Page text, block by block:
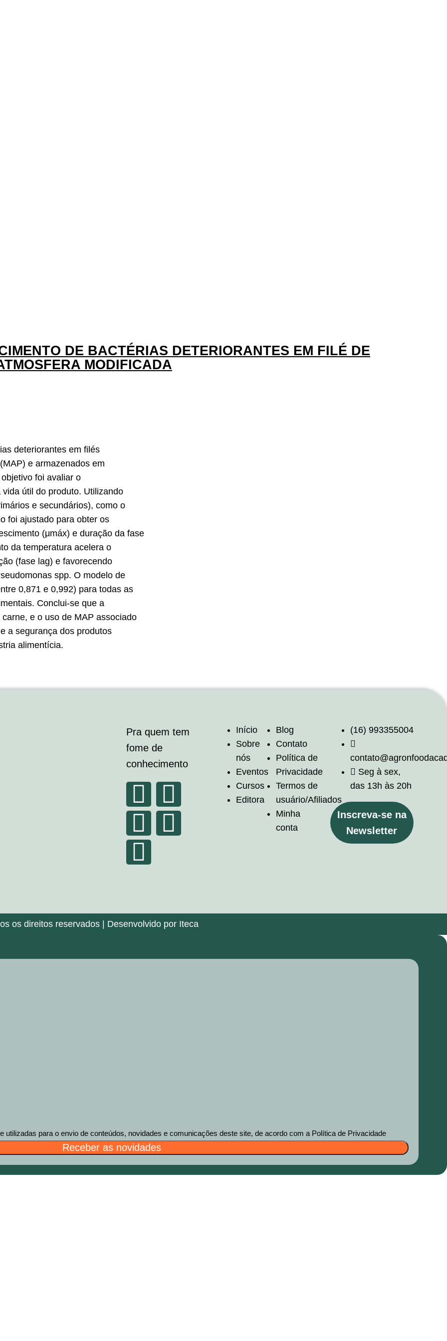
DE BACTÉRIAS DETERIORANTES EM FILÉ DE
MODIFICADA
deteriorantes em filés
e armazenados em
foi avaliar o
útil do produto. Utilizando
e secundários), como o
foi ajustado para obter os
(μmáx) e duração da fase
da temperatura acelera o
(fase lag) e favorecendo
spp. O modelo de
0,871 e 0,992) para todas as
Conclui-se que a
e o uso de MAP associado
a segurança dos produtos
alimentícia.
Pra quem tem
fome de
conhecimento
Início
Sobre
nós
Eventos
Cursos
Editora
Blog
Contato
Política de
Privacidade
Termos de
usuário/Afiliados
Minha
conta
(16) 993355004
Seg à sex,
das 13h às 20h
Inscreva-se na
Newsletter
os direitos reservados | Desenvolvido por Iteca
para o envio de conteúdos, novidades e comunicações deste site, de acordo com a Política de Privacidade
Receber as novidades